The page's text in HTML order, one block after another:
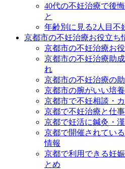
40代の不妊治療で後
と
年齢別に見る2人目不
京都市の不妊治療お役立ち
京都市の不妊治療お
京都市の不妊治療助
れ
京都市の不妊治療の
京都市の腕がいい培
京都市で不妊相談・
京都で不妊治療と仕
京都で妊活に鍼灸・
京都で開催されてい
情報
京都で利用できる妊
とめ